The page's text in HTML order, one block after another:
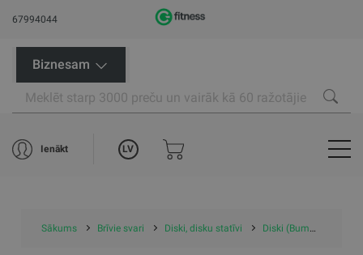
67994044
Biznesam
Ienākt LV
Sākums Brīvie svari Diski, disku statīvi Diski (Bumper)